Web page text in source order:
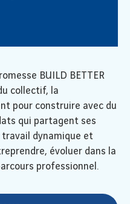
BUILD BETTER
collectif, la
pour construire avec du
qui partagent ses
dynamique et
évoluer dans la
professionnel.